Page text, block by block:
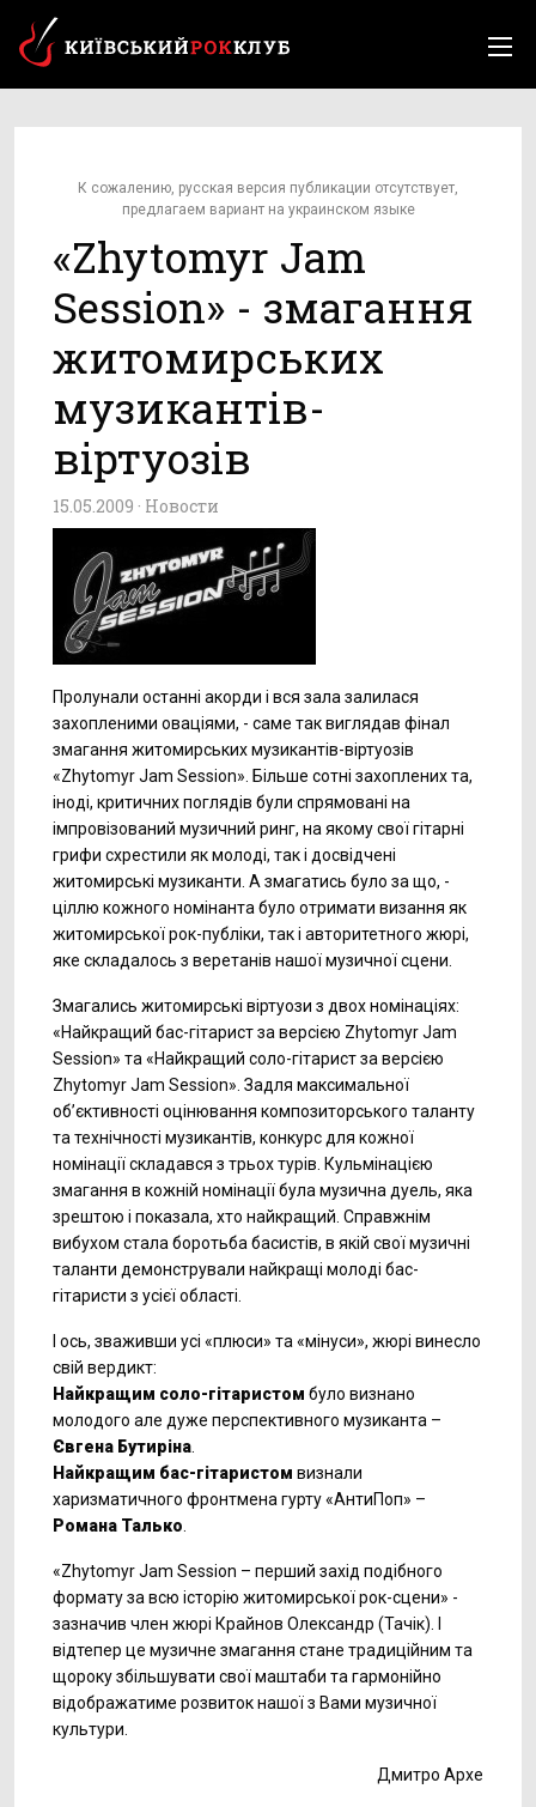
К сожалению, русская версия публикации отсутствует,
предлагаем вариант на украинском языке
«Zhytomyr Jam
Session» - змагання
житомирських
музикантів-
віртуозів
15.05.2009 · Новости
Пролунали останні акорди і вся зала залилася
захопленими оваціями, - саме так виглядав фінал
змагання житомирських музикантів-віртуозів
«Zhytomyr Jam Session». Більше сотні захоплених та,
іноді, критичних поглядів були спрямовані на
імпровізований музичний ринг, на якому свої гітарні
грифи схрестили як молоді, так і досвідчені
житомирські музиканти. А змагатись було за що, -
ціллю кожного номінанта було отримати визання як
житомирської рок-публіки, так і авторитетного жюрі,
яке складалось з веретанів нашої музичної сцени.
Змагались житомирські віртуози з двох номінаціях:
«Найкращий бас-гітарист за версією Zhytomyr Jam
Session» та «Найкращий соло-гітарист за версією
Zhytomyr Jam Session». Задля максимальної
об’єктивності оцінювання композиторського таланту
та технічності музикантів, конкурс для кожної
номінації складався з трьох турів. Кульмінацією
змагання в кожній номінації була музична дуель, яка
зрештою і показала, хто найкращий. Справжнім
вибухом стала боротьба басистів, в якій свої музичні
таланти демонстрували найкращі молоді бас-
гітаристи з усієї області.
І ось, зваживши усі «плюси» та «мінуси», жюрі винесло
свій вердикт:
Найкращим соло-гітаристом було визнано
молодого але дуже перспективного музиканта –
Євгена Бутиріна
Найкращим бас-гітаристом визнали
харизматичного фронтмена гурту «АнтиПоп» –
Романа Талько
«Zhytomyr Jam Session – перший захід подібного
формату за всю історію житомирської рок-сцени» -
зазначив член жюрі Крайнов Олександр (Тачік). І
відтепер це музичне змагання стане традиційним та
щороку збільшувати свої маштаби та гармонійно
відображатиме розвиток нашої з Вами музичної
культури.
Дмитро Архе